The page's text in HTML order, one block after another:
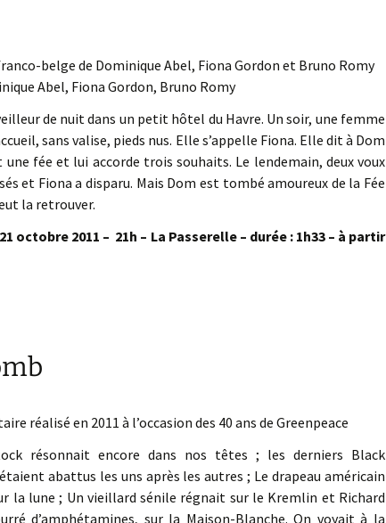
belge de Dominique Abel, Fiona Gordon et Bruno Romy
Abel, Fiona Gordon, Bruno Romy
de nuit dans un petit hôtel du Havre. Un soir, une femme
sans valise, pieds nus. Elle s’appelle Fiona. Elle dit à Dom
une fée et lui accorde trois souhaits. Le lendemain, deux voux
et Fiona a disparu. Mais Dom est tombé amoureux de la Fée
la retrouver.
octobre 2011 – 21h – La Passerelle – durée : 1h33 – à partir
réalisé en 2011 à l’occasion des 40 ans de Greenpeace
résonnait encore dans nos têtes ; les derniers Black
abattus les uns après les autres ; Le drapeau américain
la lune ; Un vieillard sénile régnait sur le Kremlin et Richard
d’amphétamines, sur la Maison-Blanche. On voyait à la